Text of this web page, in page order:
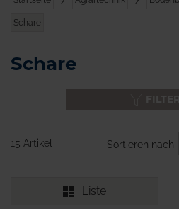
Schare
Schare
15 Artikel Sortieren nach
Liste